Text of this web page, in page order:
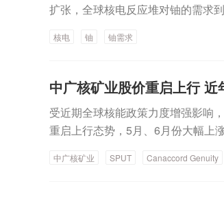
扩张，全球核电反应堆对铀的需求
以及多重因素的作用，使得铀的市
平交易。在此背景下，加拿大
举“扫货”，此前增发融资2亿美元
不足，加上能源需求不断增长从而
险。铀矿的“显著”缺口9月5日，世
堆对铀的需求到2030年将上涨三
核电 铀 铀需求
中广核矿业股价重启上行
受近期全球核能政策力度增强影响
重启上行态势，5月、6月份大幅上
基金SPUT（Sprott Physical
元用于铀采购，按现货价格计算，
中广核矿业 SPUT Canaccord Genuity